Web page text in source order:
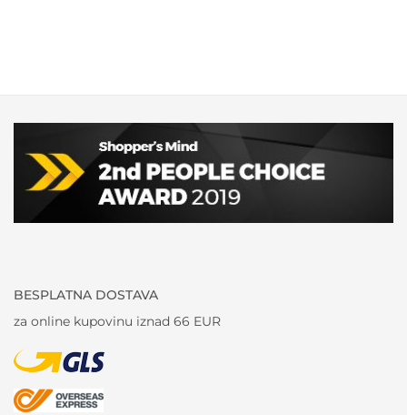
BESPLATNA DOSTAVA
za online kupovinu iznad 66 EUR